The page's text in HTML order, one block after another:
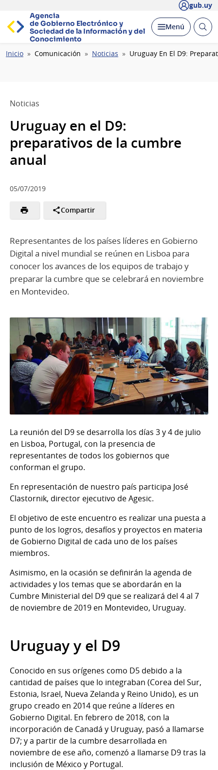
gub.uy
Agencia
de Gobierno Electrónico y
Sociedad de la Información y del
Conocimiento
Desplegar
Menú Abrir
Ruta
Inicio Comunicación Noticias Uruguay En El D9:
Noticias
Uruguay en el D9:
preparativos de la cumbre
anual
05/07/2019
Compartir
Representantes de los países líderes en Gobierno
Digital a nivel mundial se reúnen en Lisboa para
conocer los avances de los equipos de trabajo y
preparar la cumbre que se celebrará en noviembre
en Montevideo.
La reunión del D9 se desarrolla los días 3 y 4 de julio
en Lisboa, Portugal, con la presencia de
representantes de todos los gobiernos que
conforman el grupo.
En representación de nuestro país participa José
Clastornik, director ejecutivo de Agesic.
El objetivo de este encuentro es realizar una puesta a
punto de los logros, desafíos y proyectos en materia
de Gobierno Digital de cada uno de los países
miembros.
Asimismo, en la ocasión se definirán la agenda de
actividades y los temas que se abordarán en la
Cumbre Ministerial del D9 que se realizará del 4 al 7
de noviembre de 2019 en Montevideo, Uruguay.
Uruguay y el D9
Conocido en sus orígenes como D5 debido a la
cantidad de países que lo integraban (Corea del Sur,
Estonia, Israel, Nueva Zelanda y Reino Unido), es un
grupo creado en 2014 que reúne a líderes en
Gobierno Digital. En febrero de 2018, con la
incorporación de Canadá y Uruguay, pasó a llamarse
D7; y a partir de la cumbre desarrollada en
noviembre de ese año, comenzó a llamarse D9 tras la
inclusión de México y Portugal.